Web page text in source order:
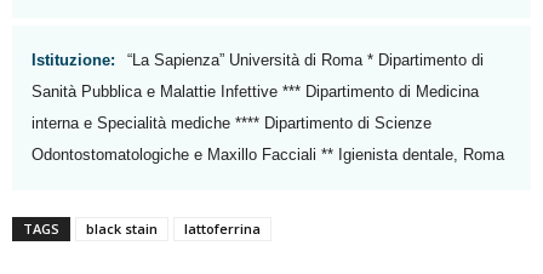
Istituzione:
“La Sapienza” Università di Roma * Dipartimento di
Sanità Pubblica e Malattie Infettive *** Dipartimento di Medicina
interna e Specialità mediche **** Dipartimento di Scienze
Odontostomatologiche e Maxillo Facciali ** Igienista dentale, Roma
TAGS black stain lattoferrina